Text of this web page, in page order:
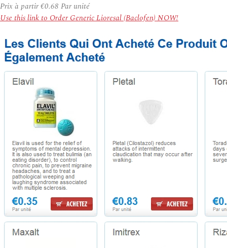
Prix à partir€0.68 Par unité
Use this link to Order Generic Lioresal (Baclofen) NOW!